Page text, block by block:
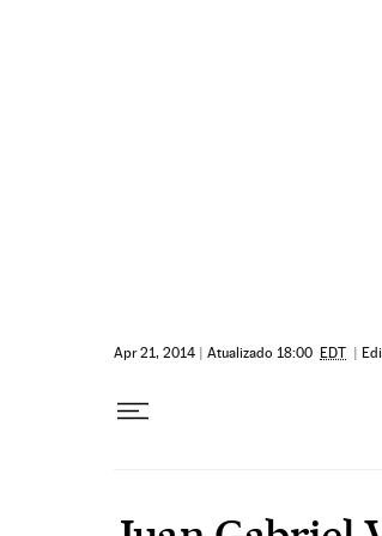
Apr 21, 2014 | Atualizado 18:00 EDT |